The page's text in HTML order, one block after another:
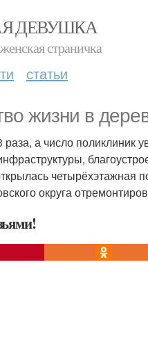
ДЕВУШКА
страничка
статьи
жизни в
а число поликлиник
четырёхэтажная
округа